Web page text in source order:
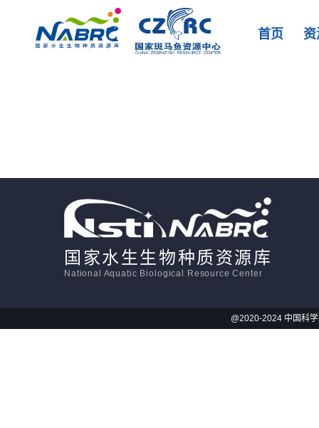
首页
国家水生生物种质资源库
National Aquatic Biological Resource Center
@2020-2024 中国科